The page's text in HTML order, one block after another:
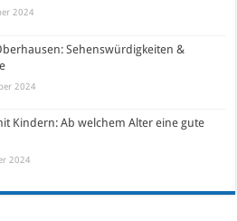
2024
Sehenswürdigkeiten &
2024
Kindern: Ab welchem Alter eine gute
2024